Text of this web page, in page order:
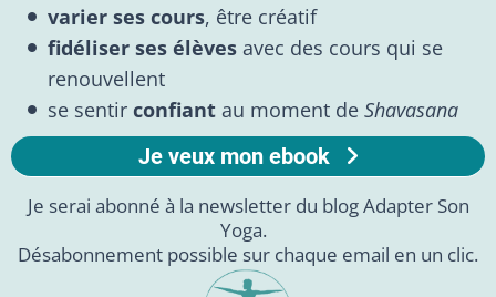
varier ses cours, être créatif
fidéliser ses élèves avec des cours qui se
renouvellent
se sentir confiant au moment de Shavasana
Je veux mon ebook
Je serai abonné à la newsletter du blog Adapter Son
Yoga.
Désabonnement possible sur chaque email en un clic.